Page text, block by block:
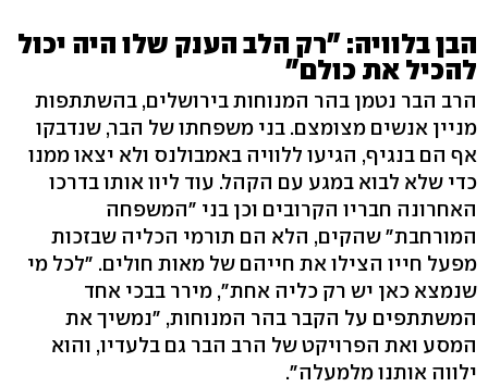
הבן בלוויה: "רק הלב הענק שלו היה יכול
להכיל את כולם"
הרב הבר נטמן בהר המנוחות בירושלים, בהשתתפות
מניין אנשים מצומצם. בני משפחתו של הבר, שנדבקו
אף הם בנגיף, הגיעו ללוויה באמבולנס ולא יצאו ממנו
כדי שלא לבוא במגע עם הקהל. עוד ליוו אותו בדרכו
האחרונה חבריו הקרובים וכן בני "המשפחה
המורחבת" שהקים, הלא הם תורמי הכליה שבזכות
מפעל חייו הצילו את חייהם של מאות חולים. "לכל מי
שנמצא כאן יש רק כליה אחת", מירר בבכי אחד
המשתתפים על הקבר בהר המנוחות, "נמשיך את
המסע ואת הפרויקט של הרב הבר גם בלעדיו, והוא
ילווה אותנו מלמעלה".